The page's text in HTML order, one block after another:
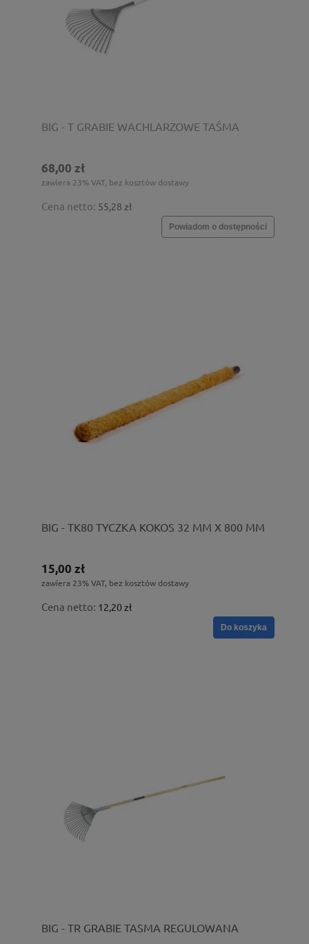
BIG - T GRABIE WACHLARZOWE TAŚMA
68,00 zł
zawiera 23% VAT, bez kosztów dostawy
Cena netto: 55,28 zł
Powiadom o dostępności
BIG - TK80 TYCZKA KOKOS 32 MM X 800 MM
15,00 zł
zawiera 23% VAT, bez kosztów dostawy
Cena netto: 12,20 zł
Do koszyka
BIG - TR GRABIE TASMA REGULOWANA